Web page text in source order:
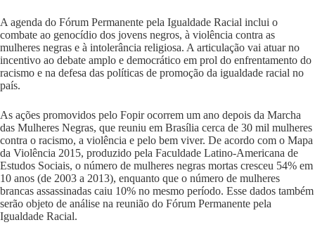
A agenda do Fórum Permanente pela Igualdade Racial inclui o
combate ao genocídio dos jovens negros, à violência contra as
mulheres negras e à intolerância religiosa. A articulação vai atuar no
incentivo ao debate amplo e democrático em prol do enfrentamento do
racismo e na defesa das políticas de promoção da igualdade racial no
país.
As ações promovidos pelo Fopir ocorrem um ano depois da Marcha
das Mulheres Negras, que reuniu em Brasília cerca de 30 mil mulheres
contra o racismo, a violência e pelo bem viver. De acordo com o Mapa
da Violência 2015, produzido pela Faculdade Latino-Americana de
Estudos Sociais, o número de mulheres negras mortas cresceu 54% em
10 anos (de 2003 a 2013), enquanto que o número de mulheres
brancas assassinadas caiu 10% no mesmo período. Esse dados também
serão objeto de análise na reunião do Fórum Permanente pela
Igualdade Racial.